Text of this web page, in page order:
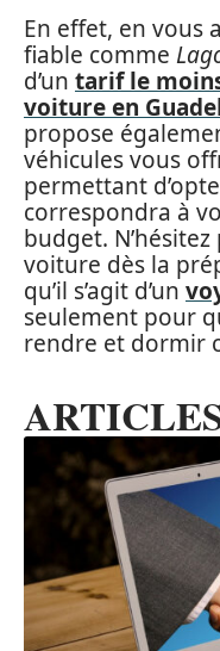
En effet, en vous
fiable comme
d’un tarif le
voiture en
propose
véhicules vous
permettant
correspondra à
budget.
voiture dès la
qu’il s’agit d’un
seulement pour
rendre et dormir